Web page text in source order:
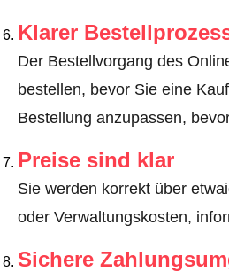
Klarer
Der Bestellvorgang des
bestellen, bevor Sie eine
Bestellung anzupassen,
Preise sind klar
Sie werden korrekt über
oder Verwaltungskosten,
Sichere